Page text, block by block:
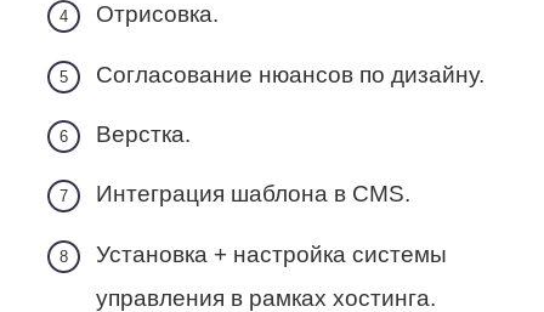
Отрисовка.
Согласование нюансов по дизайну.
Верстка.
Интеграция шаблона в CMS.
Установка + настройка системы
управления в рамках хостинга.